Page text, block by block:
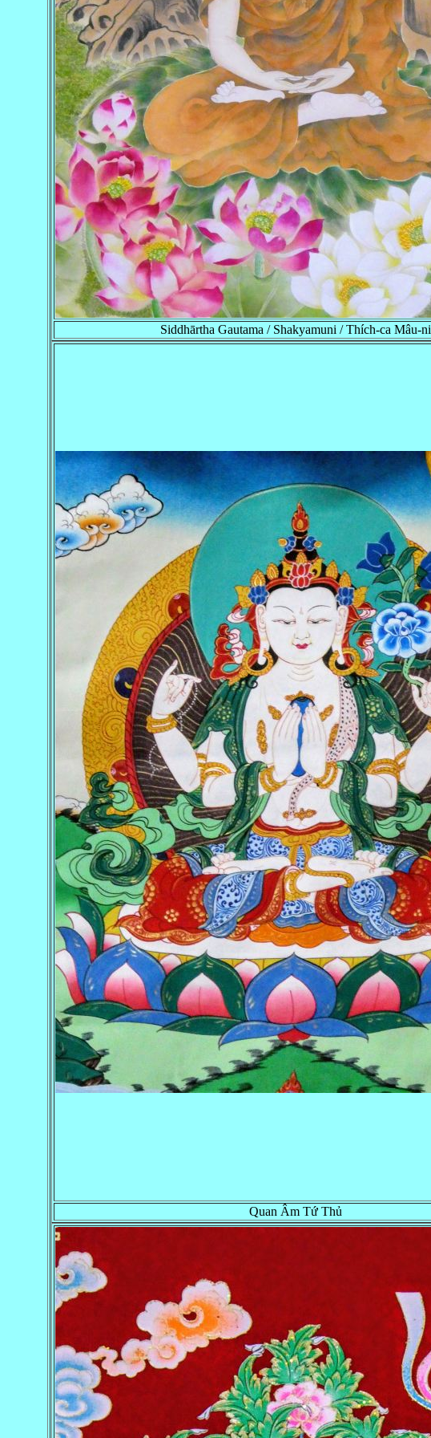
Siddhārtha Gautama / Shakyamuni / Thích-ca Mâu-ni
Quan Âm Tứ Thủ